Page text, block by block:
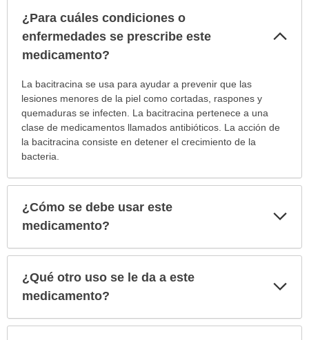
¿Para cuáles condiciones o
enfermedades se prescribe este
medicamento?
¿Para
cuáles
condiciones
enfermedades
este
medicamento?
sido
La bacitracina se usa para ayudar a prevenir que las
lesiones menores de la piel como cortadas, raspones y
quemaduras se infecten. La bacitracina pertenece a una
clase de medicamentos llamados antibióticos. La acción de
la bacitracina consiste en detener el crecimiento de la
bacteria.
¿Cómo se debe usar este
medicamento?
¿Qué otro uso se le da a este
medicamento?